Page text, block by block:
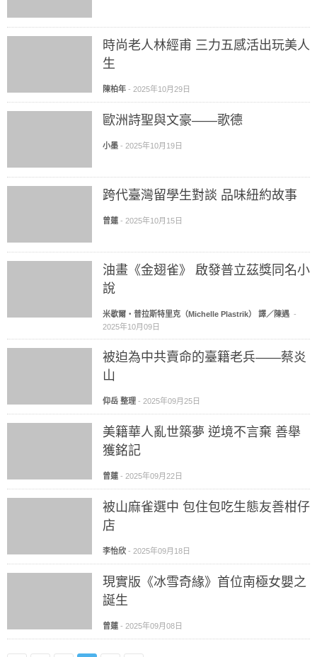
時尚老人林經甫 三力五感活出玩美人
生
陳柏年 - 2025年10月29日
歐洲詩聖與文豪——歌德
小墨 - 2025年10月19日
跨代臺灣留學生對談 品味紐約故事
曾蓮 - 2025年10月15日
油畫《金翅雀》 啟發普立茲獎同名小
說
米歇爾‧普拉斯特里克（Michelle Plastrik） 譯／陳遇 -
2025年10月09日
被迫為中共賣命的臺籍老兵——蔡炎
山
仰岳 整理 - 2025年09月25日
美籍華人亂世築夢 逆境不言棄 善舉
獲銘記
曾蓮 - 2025年09月22日
被山麻雀選中 包住包吃生態友善柑仔
店
李怡欣 - 2025年09月18日
現實版《冰雪奇緣》首位南極女嬰之
誕生
曾蓮 - 2025年09月08日